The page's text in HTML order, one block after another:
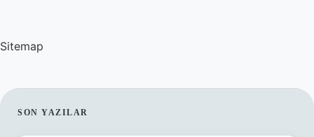
Sitemap
SIDEBAR
SON YAZILAR